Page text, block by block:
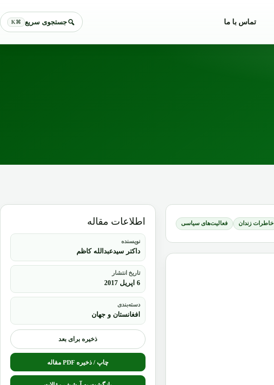
تماس با ما جستجوی سریع ⌘K
خاطرات زندان فعالیت‌های سیاسی اطلاعات مقاله
نویسنده
داکتر سیدعبدالله کاظم
تاریخ انتشار
6 اپریل 2017
دسته‌بندی
افغانستان و جهان
ذخیره برای بعد
چاپ / ذخیره PDF مقاله